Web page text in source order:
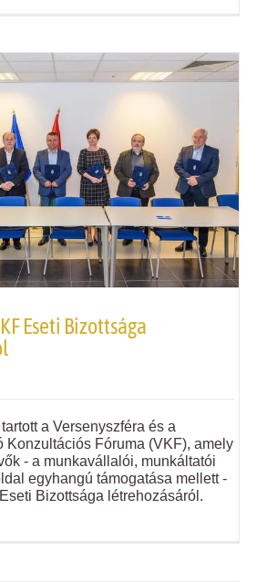
Eseti Bizottsága
a Versenyszféra és a
Konzultációs Fóruma (VKF), amely
- a munkavállalói, munkáltatói
egyhangú támogatása mellett -
Eseti Bizottsága létrehozásáról.